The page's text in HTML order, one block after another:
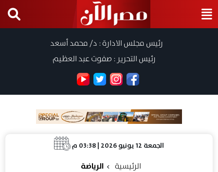
رئيس مجلس الادارة : د/ محمد أسعد
رئيس التحرير : صفوت عبد العظيم
الجمعة 12 يونيو 2026 | 03:38 م
الرئيسية الرياضة